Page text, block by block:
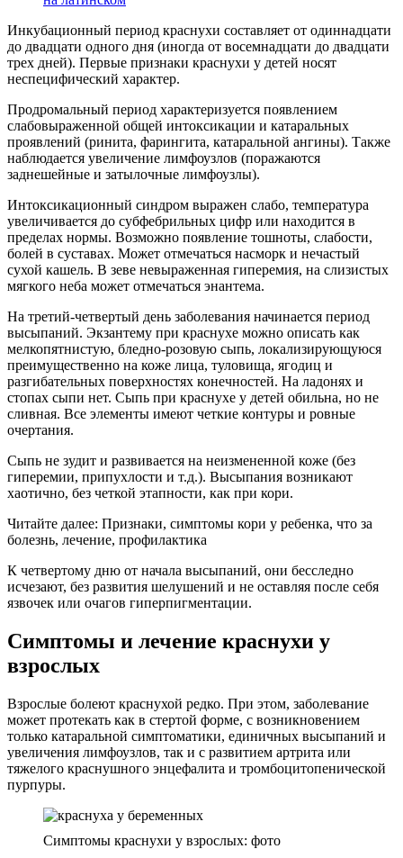
Инкубационный период краснухи составляет от одиннадцати
до двадцати одного дня (иногда от восемнадцати до двадцати
трех дней). Первые признаки краснухи у детей носят
неспецифический характер.
Продромальный период характеризуется появлением
слабовыраженной общей интоксикации и катаральных
проявлений (ринита, фарингита, катаральной ангины). Также
наблюдается увеличение лимфоузлов (поражаются
заднешейные и затылочные лимфоузлы).
Интоксикационный синдром выражен слабо, температура
увеличивается до субфебрильных цифр или находится в
пределах нормы. Возможно появление тошноты, слабости,
болей в суставах. Может отмечаться насморк и нечастый
сухой кашель. В зеве невыраженная гиперемия, на слизистых
мягкого неба может отмечаться энантема.
На третий-четвертый день заболевания начинается период
высыпаний. Экзантему при краснухе можно описать как
мелкопятнистую, бледно-розовую сыпь, локализирующуюся
преимущественно на коже лица, туловища, ягодиц и
разгибательных поверхностях конечностей. На ладонях и
стопах сыпи нет. Сыпь при краснухе у детей обильна, но не
сливная. Все элементы имеют четкие контуры и ровные
очертания.
Сыпь не зудит и развивается на неизмененной коже (без
гиперемии, припухлости и т.д.). Высыпания возникают
хаотично, без четкой этапности, как при кори.
Читайте далее: Признаки, симптомы кори у ребенка, что за
болезнь, лечение, профилактика
К четвертому дню от начала высыпаний, они бесследно
исчезают, без развития шелушений и не оставляя после себя
язвочек или очагов гиперпигментации.
Симптомы и лечение краснухи у
взрослых
Взрослые болеют краснухой редко. При этом, заболевание
может протекать как в стертой форме, с возникновением
только катаральной симптоматики, единичных высыпаний и
увеличения лимфоузлов, так и с развитием артрита или
тяжелого краснушного энцефалита и тромбоцитопенической
пурпуры.
Симптомы краснухи у взрослых: фото